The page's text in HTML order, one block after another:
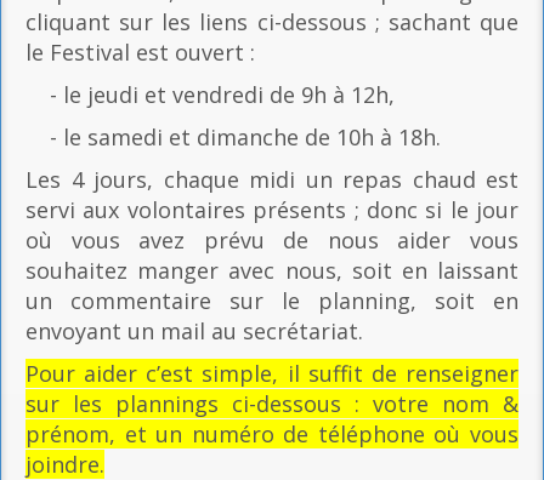
cliquant sur les liens ci-dessous ; sachant que
le Festival est ouvert :
- le jeudi et vendredi de 9h à 12h,
- le samedi et dimanche de 10h à 18h.
Les 4 jours, chaque midi un repas chaud est
servi aux volontaires présents ; donc si le jour
où vous avez prévu de nous aider vous
souhaitez manger avec nous, soit en laissant
un commentaire sur le planning, soit en
envoyant un mail au secrétariat.
Pour aider c’est simple, il suffit de renseigner
sur les plannings ci-dessous : votre nom &
prénom, et un numéro de téléphone où vous
joindre.